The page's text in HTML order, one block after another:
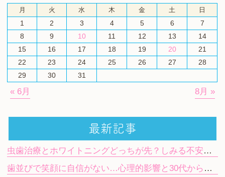
月 火 水 木 金 土 日
1 2 3 4 5 6
7
8
9 10 11 12 13
14
15
16 17 18 19 20
21
22
23 24 25 26 27
28
29
30 31
« 6月 8月 »
最新記事
虫歯治療とホワイトニングどっちが先？しみる不安や期間の目安を解説
歯並びで笑顔に自信がない…心理的影響と30代から始める目立たない矯正